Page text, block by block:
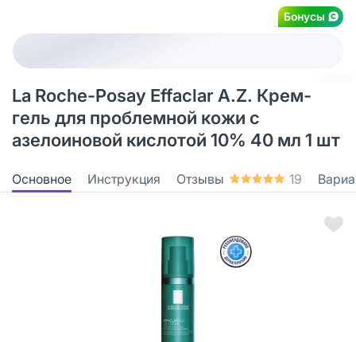
Бонусы
La Roche-Posay Effaclar A.Z. Крем-
гель для проблемной кожи с
азелоиновой кислотой 10% 40 мл 1 шт
Основное Инструкция Отзывы 19